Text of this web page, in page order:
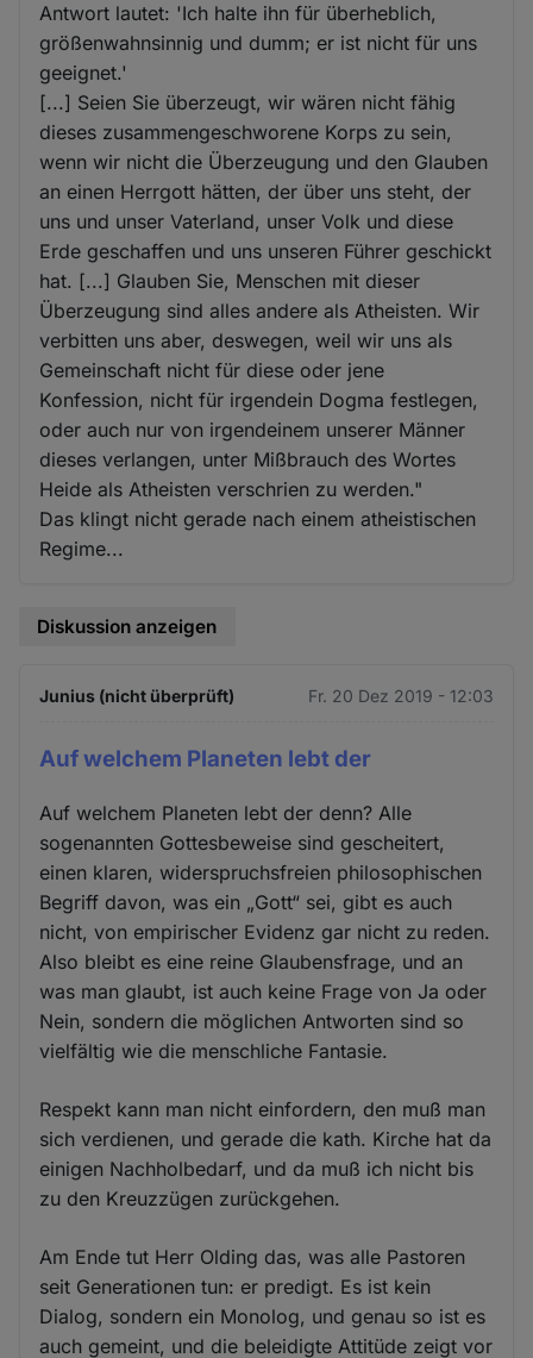
Antwort lautet: 'Ich halte ihn für überheblich,
größenwahnsinnig und dumm; er ist nicht für uns
geeignet.'
[...] Seien Sie überzeugt, wir wären nicht fähig
dieses zusammengeschworene Korps zu sein,
wenn wir nicht die Überzeugung und den Glauben
an einen Herrgott hätten, der über uns steht, der
uns und unser Vaterland, unser Volk und diese
Erde geschaffen und uns unseren Führer geschickt
hat. [...] Glauben Sie, Menschen mit dieser
Überzeugung sind alles andere als Atheisten. Wir
verbitten uns aber, deswegen, weil wir uns als
Gemeinschaft nicht für diese oder jene
Konfession, nicht für irgendein Dogma festlegen,
oder auch nur von irgendeinem unserer Männer
dieses verlangen, unter Mißbrauch des Wortes
Heide als Atheisten verschrien zu werden."
Das klingt nicht gerade nach einem atheistischen
Regime...
Diskussion anzeigen
Junius (nicht überprüft) Fr. 20 Dez 2019 - 12:03
Auf welchem Planeten lebt der
Auf welchem Planeten lebt der denn? Alle
sogenannten Gottesbeweise sind gescheitert,
einen klaren, widerspruchsfreien philosophischen
Begriff davon, was ein „Gott“ sei, gibt es auch
nicht, von empirischer Evidenz gar nicht zu reden.
Also bleibt es eine reine Glaubensfrage, und an
was man glaubt, ist auch keine Frage von Ja oder
Nein, sondern die möglichen Antworten sind so
vielfältig wie die menschliche Fantasie.
Respekt kann man nicht einfordern, den muß man
sich verdienen, und gerade die kath. Kirche hat da
einigen Nachholbedarf, und da muß ich nicht bis
zu den Kreuzzügen zurückgehen.
Am Ende tut Herr Olding das, was alle Pastoren
seit Generationen tun: er predigt. Es ist kein
Dialog, sondern ein Monolog, und genau so ist es
auch gemeint, und die beleidigte Attitüde zeigt vor